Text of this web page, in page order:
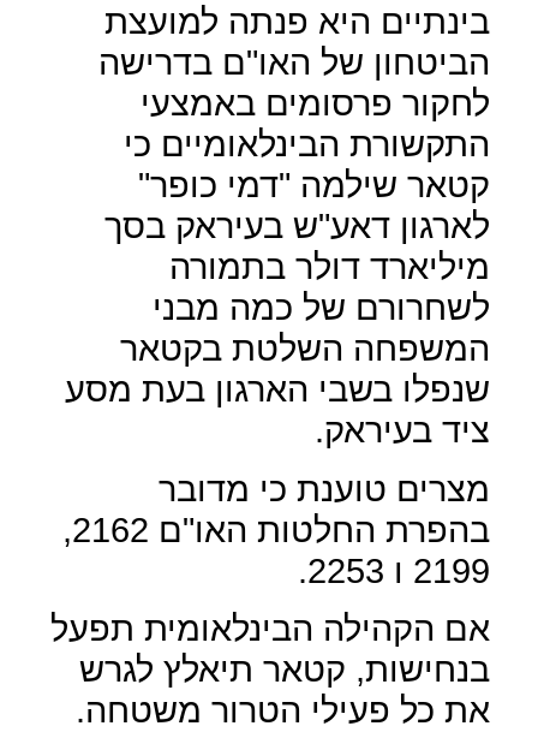
בינתיים היא פנתה למועצת
הביטחון של האו"ם בדרישה
לחקור פרסומים באמצעי
התקשורת הבינלאומיים כי
קטאר שילמה "דמי כופר"
לארגון דאע"ש בעיראק בסך
מיליארד דולר בתמורה
לשחרורם של כמה מבני
המשפחה השלטת בקטאר
שנפלו בשבי הארגון בעת מסע
ציד בעיראק.
מצרים טוענת כי מדובר
בהפרת החלטות האו"ם 2162,
2199 ו 2253.
אם הקהילה הבינלאומית תפעל
בנחישות, קטאר תיאלץ לגרש
את כל פעילי הטרור משטחה.